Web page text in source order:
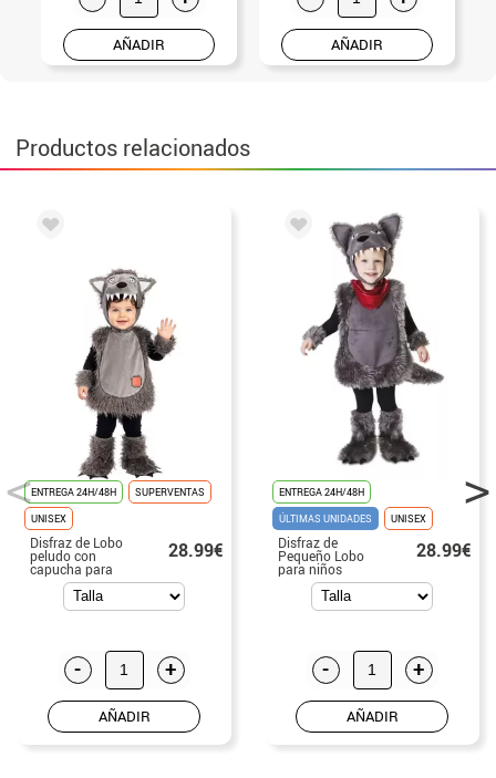
AÑADIR AÑADIR
Productos relacionados
ENTREGA 24H/48H
SUPERVENTAS
UNISEX
Disfraz de Lobo
peludo con
capucha para
bebé y niños
28.99€
- +
AÑADIR
ENTREGA 24H/48H
ÚLTIMAS UNIDADES
UNISEX
Disfraz de
Pequeño Lobo
para niños
28.99€
- +
AÑADIR